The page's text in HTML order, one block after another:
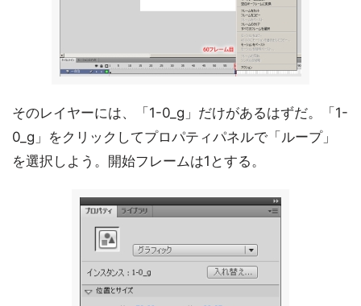
そのレイヤーには、「1-0_g」だけがあるはずだ。「1-
0_g」をクリックしてプロパティパネルで「ループ」
を選択しよう。開始フレームは1とする。